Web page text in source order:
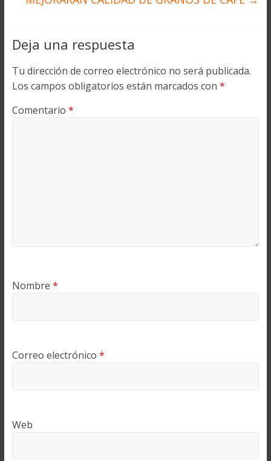
Deja una respuesta
Tu dirección de correo electrónico no será publicada.
Los campos obligatorios están marcados con *
Comentario *
Nombre *
Correo electrónico *
Web